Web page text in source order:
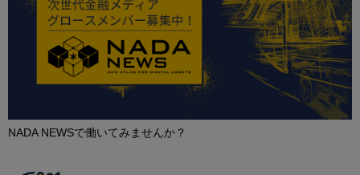
NADA NEWSで働いてみませんか？